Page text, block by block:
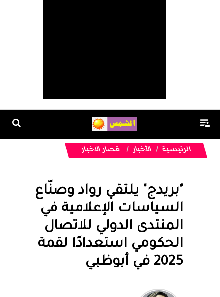
الرئيسية الأخبار قصار الاخبار
"بريدج" يلتقي رواد وصنّاع
السياسات الإعلامية في
المنتدى الدولي للاتصال
الحكومي استعدادًا لقمة
2025 في أبوظبي